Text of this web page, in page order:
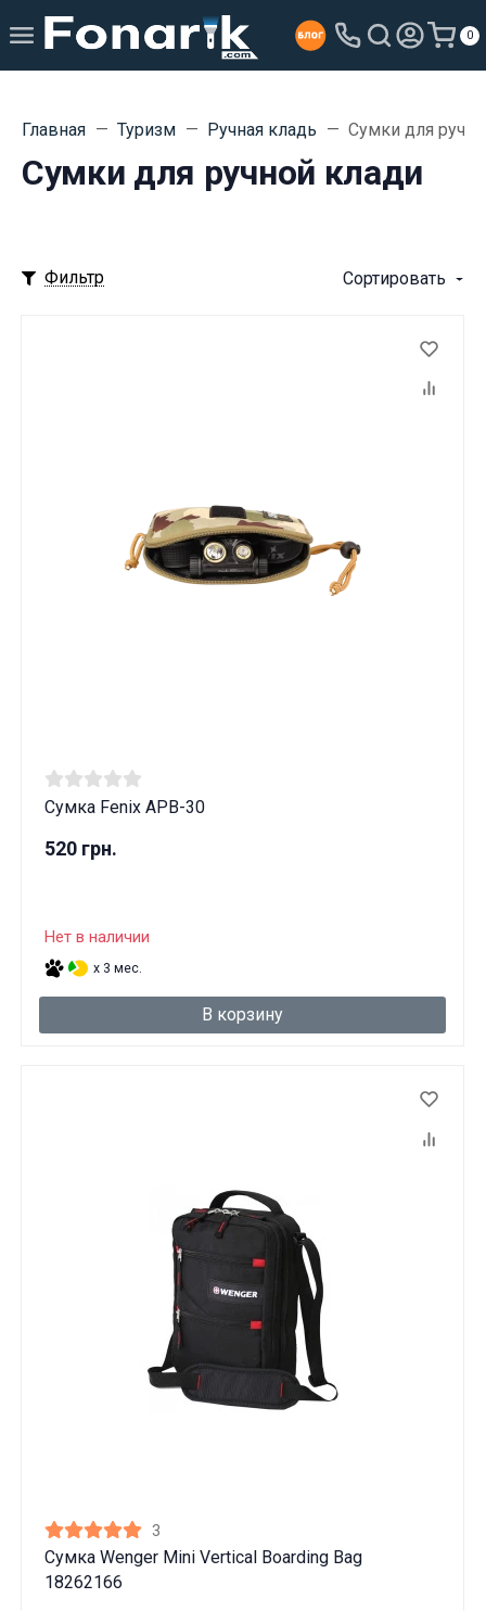
0
Главная Туризм Ручная кладь Сумки для
Сумки для ручной клади
Фильтр Сортировать
Сумка Fenix APB-30
520 грн.
Нет в наличии
x 3 мес.
В корзину
3
Сумка Wenger Mini Vertical Boarding Bag
18262166